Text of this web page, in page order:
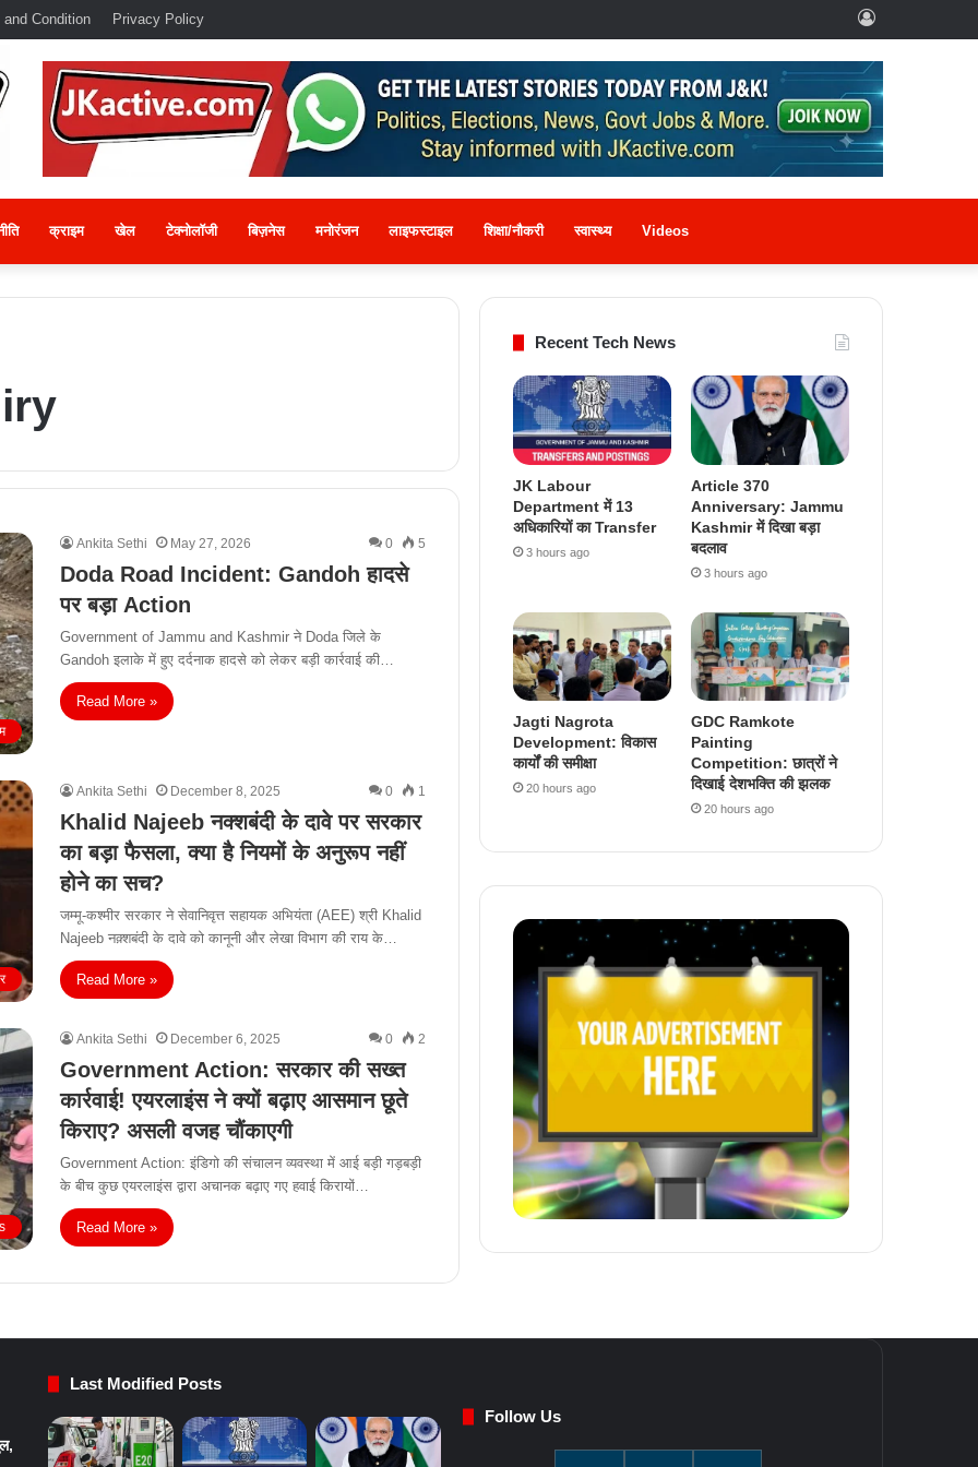
and Condition Privacy Policy
In
क्राइम खेल टेक्नोलॉजी बिज़नेस मनोरंजन लाइफस्टाइल शिक्षा/नौकरी स्वास्थ्य Videos
Ankita Sethi May 27, 2026 0 5
Doda Road Incident: Gandoh हादसे
पर बड़ा Action
Government of Jammu and Kashmir ने Doda जिले के
Gandoh इलाके में हुए दर्दनाक हादसे को लेकर बड़ी कार्रवाई की…
Read More »
Ankita Sethi December 8, 2025 0 1
Khalid Najeeb नक्शबंदी के दावे पर सरकार
का बड़ा फैसला, क्या है नियमों के अनुरूप नहीं
होने का सच?
जम्मू-कश्मीर सरकार ने सेवानिवृत्त सहायक अभियंता (AEE) श्री Khalid
Najeeb नक़्शबंदी के दावे को कानूनी और लेखा विभाग की राय के…
Read More »
Ankita Sethi December 6, 2025 0 2
Government Action: सरकार की सख्त
कार्रवाई! एयरलाइंस ने क्यों बढ़ाए आसमान छूते
किराए? असली वजह चौंकाएगी
Government Action: इंडिगो की संचालन व्यवस्था में आई बड़ी गड़बड़ी
के बीच कुछ एयरलाइंस द्वारा अचानक बढ़ाए गए हवाई किरायों…
Read More »
Recent Tech News
JK Labour
Department में 13
अधिकारियों का Transfer
3 hours ago
Article 370
Anniversary: Jammu
Kashmir में दिखा बड़ा
बदलाव
3 hours ago
Jagti Nagrota
Development: विकास
कार्यों की समीक्षा
20 hours ago
GDC Ramkote
Painting
Competition: छात्रों ने
दिखाई देशभक्ति की झलक
20 hours ago
Last Modified Posts
Follow Us